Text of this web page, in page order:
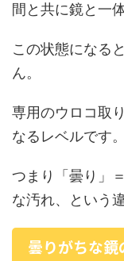
間と共に鏡と一
この状態になる
ん。
専用のウロコ取
なるレベルです。
つまり「曇り」
な汚れ、という
曇りがちな